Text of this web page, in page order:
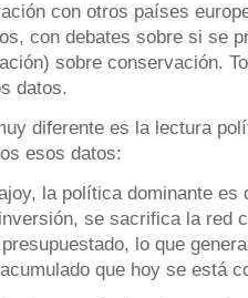
con otros países
con debates sobre si se
sobre conservación.
datos.
diferente es la lectura
esos datos:
la política dominante
se sacrifica la red
lo que
que hoy se está